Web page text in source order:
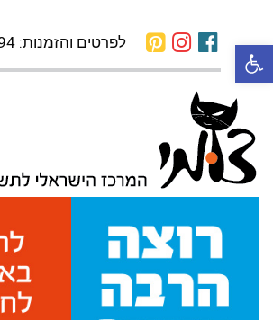
פתח סרגל נגישות לפרטים והזמנות: 03-6444494